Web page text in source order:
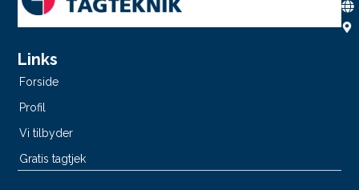
Links
Forside
Profil
Vi tilbyder
Gratis tagtjek